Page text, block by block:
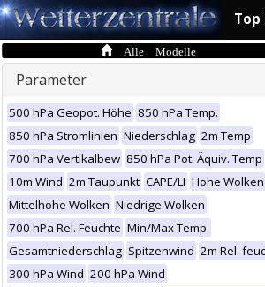
Alle Modelle
Parameter
500 hPa Geopot. Höhe 850 hPa Temp.
850 hPa Stromlinien Niederschlag 2m Temp
700 hPa Vertikalbew 850 hPa Pot. Äquiv. Temp
10m Wind 2m Taupunkt CAPE/LI Hohe Wolken
Mittelhohe Wolken Niedrige Wolken
700 hPa Rel. Feuchte Min/Max Temp.
Gesamtniederschlag Spitzenwind 2m Rel.
300 hPa Wind 200 hPa Wind